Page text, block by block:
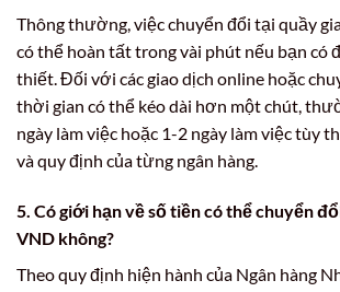
Thông thường, việc chuyển đổi tại quầy
có thể hoàn tất trong vài phút nếu bạn có
thiết. Đối với các giao dịch online hoặc
thời gian có thể kéo dài hơn một chút,
ngày làm việc hoặc 1-2 ngày làm việc tùy
và quy định của từng ngân hàng.
5. Có giới hạn về số tiền có thể chuyển
VND không?
Theo quy định hiện hành của Ngân hàng